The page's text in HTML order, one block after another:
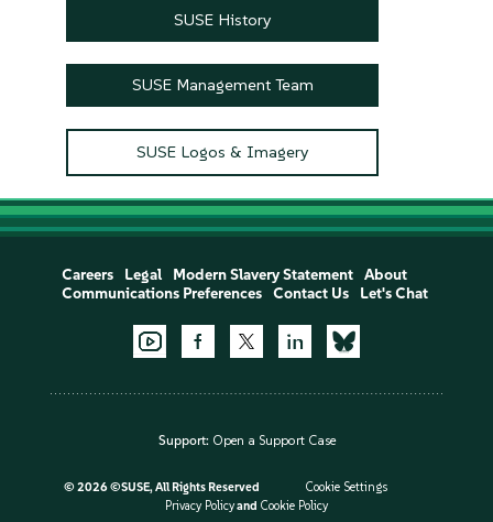
SUSE History
SUSE Management Team
SUSE Logos & Imagery
Careers Legal Modern Slavery Statement
About
Communications Preferences
Contact Us Let's Chat
Support: Open a Support Case
© 2026 ©SUSE, All Rights Reserved
Cookie Settings
Privacy Policyand Cookie Policy